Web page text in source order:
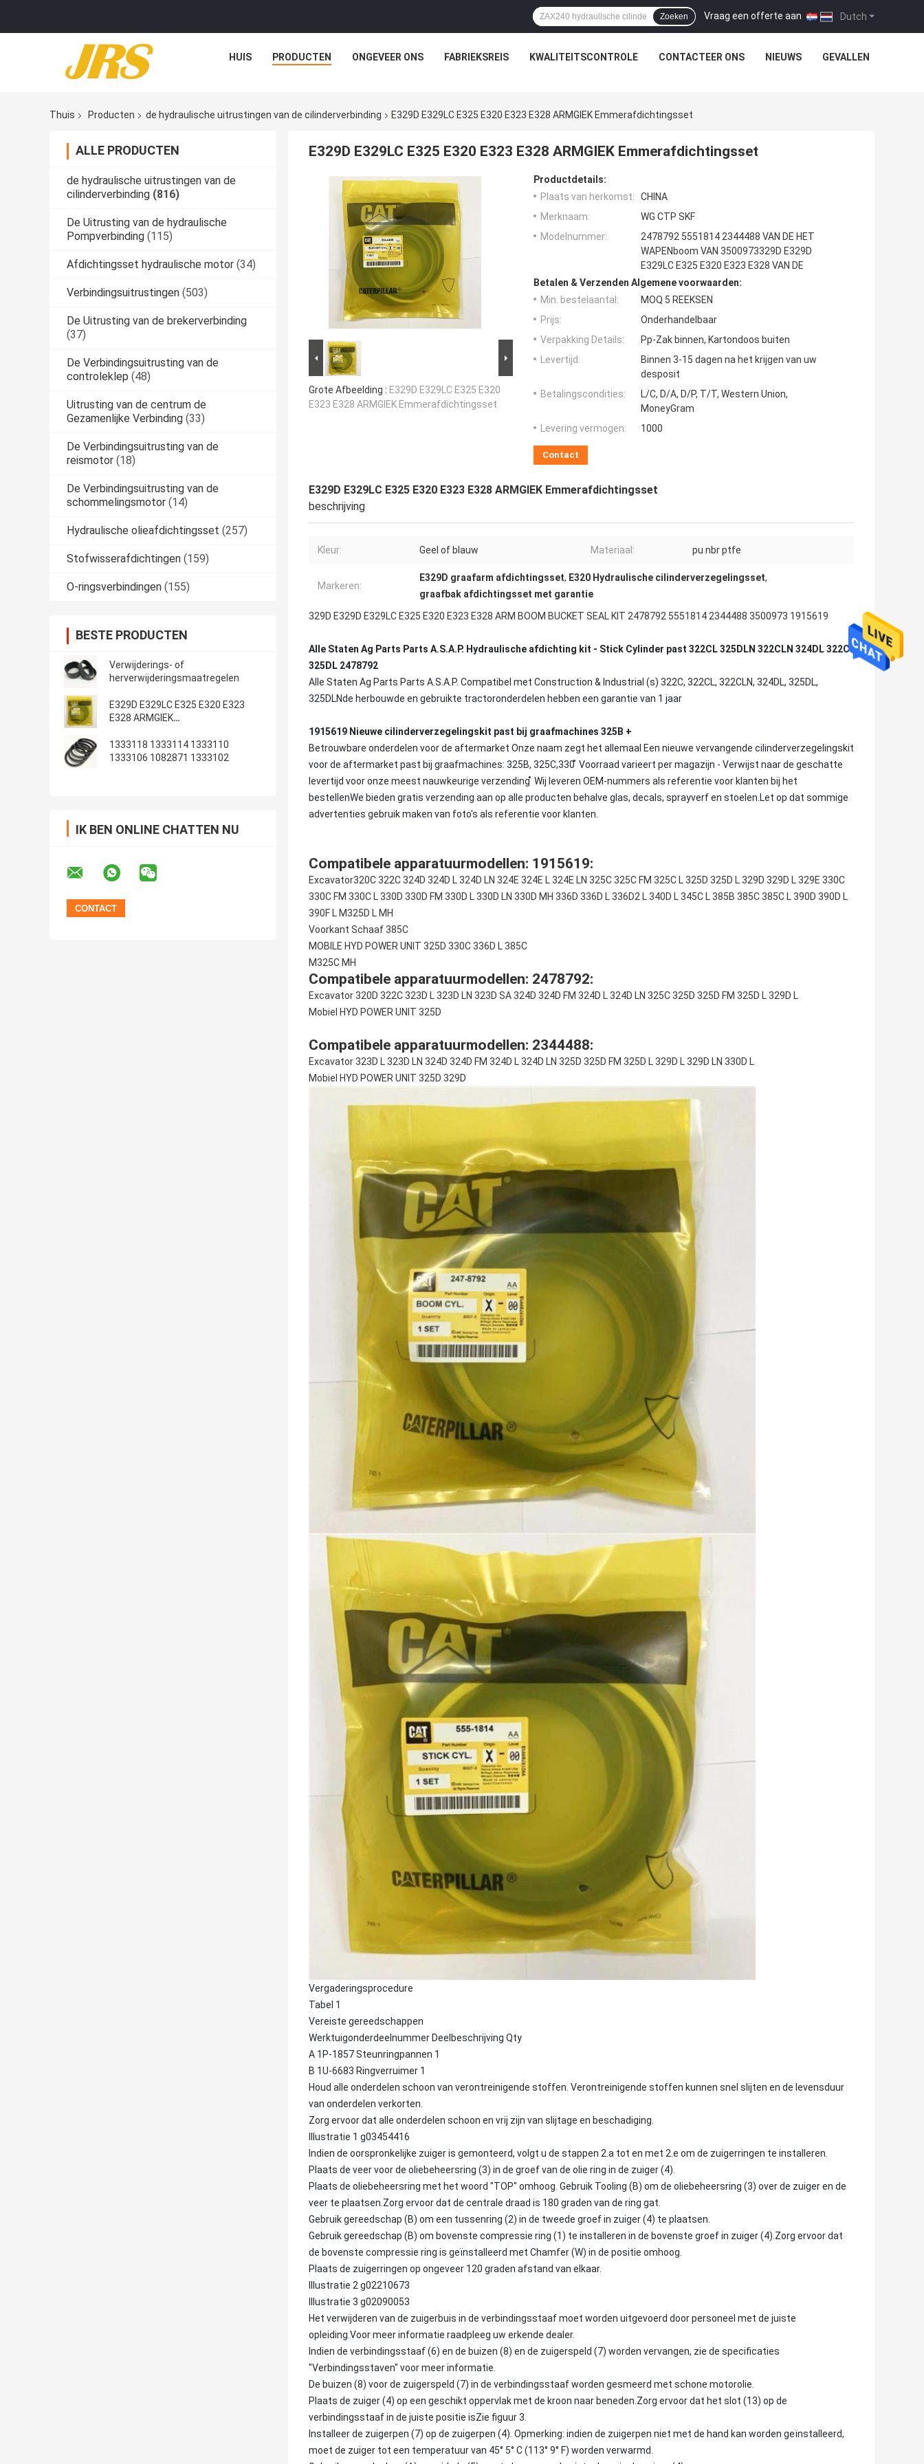
Dutch
Vraag een offerte aan |
Zoeken
HUIS PRODUCTEN ONGEVEER ONS FABRIEKSREIS KWALITEITSCONTROLE CONTACTEER ONS NIEUWS GEVALLEN
Thuis Producten de hydraulische uitrustingen van de cilinderverbinding E329D E329LC E325 E320 E323 E328 ARMGIEK Emmerafdichtingsset
ALLE PRODUCTEN
de hydraulische uitrustingen van de
cilinderverbinding (816)
De Uitrusting van de hydraulische
Pompverbinding (115)
Afdichtingsset hydraulische motor (34)
Verbindingsuitrustingen (503)
De Uitrusting van de brekerverbinding
(37)
De Verbindingsuitrusting van de
controleklep (48)
Uitrusting van de centrum de
Gezamenlijke Verbinding (33)
De Verbindingsuitrusting van de
reismotor (18)
De Verbindingsuitrusting van de
schommelingsmotor (14)
Hydraulische olieafdichtingsset (257)
Stofwisserafdichtingen (159)
O-ringsverbindingen (155)
BESTE PRODUCTEN
Verwijderings- of
herverwijderingsmaatregelen
E329D E329LC E325 E320 E323
E328 ARMGIEK
1333118 1333114 1333110
1333106 1082871 1333102
IK BEN ONLINE CHATTEN NU
E329D E329LC E325 E320 E323 E328 ARMGIEK Emmerafdichtingsset
Grote Afbeelding : E329D E329LC E325 E320
E323 E328 ARMGIEK Emmerafdichtingsset
Productdetails:
Plaats van herkomst:
CHINA
Merknaam:
WG CTP SKF
Modelnummer:
2478792 5551814 2344488 VAN DE HET
WAPENboom VAN 3500973329D E329D
E329LC E325 E320 E323 E328 VAN DE
Betalen & Verzenden Algemene voorwaarden:
Min. bestelaantal:
MOQ 5 REEKSEN
Prijs:
Onderhandelbaar
Verpakking Details:
Pp-Zak binnen, Kartondoos buiten
Levertijd:
Binnen 3-15 dagen na het krijgen van uw
desposit
Betalingscondities:
L/C, D/A, D/P, T/T, Western Union,
MoneyGram
Levering vermogen:
1000
Contact
E329D E329LC E325 E320 E323 E328 ARMGIEK Emmerafdichtingsset
beschrijving
Kleur: Geel of blauw Materiaal: pu nbr ptfe
Markeren:
E329D graafarm afdichtingsset, E320 Hydraulische cilinderverzegelingsset,
graafbak afdichtingsset met garantie
329D E329D E329LC E325 E320 E323 E328 ARM BOOM BUCKET SEAL KIT 2478792 5551814 2344488 3500973 1915619
Alle Staten Ag Parts Parts A.S.A.P. Hydraulische afdichting kit - Stick Cylinder past 322CL 325DLN 322CLN 324DL 322C
325DL 2478792
Alle Staten Ag Parts Parts A.S.A.P. Compatibel met Construction & Industrial (s) 322C, 322CL, 322CLN, 324DL, 325DL,
325DLNde herbouwde en gebruikte tractoronderdelen hebben een garantie van 1 jaar
1915619 Nieuwe cilinderverzegelingskit past bij graafmachines 325B +
Betrouwbare onderdelen voor de aftermarket Onze naam zegt het allemaal Een nieuwe vervangende cilinderverzegelingskit
voor de aftermarket past bij graafmachines: 325B, 325C,330 ̊ Voorraad varieert per magazijn - Verwijst naar de geschatte
levertijd voor onze meest nauwkeurige verzending ̊ Wij leveren OEM-nummers als referentie voor klanten bij het
bestellenWe bieden gratis verzending aan op alle producten behalve glas, decals, sprayverf en stoelen.Let op dat sommige
advertenties gebruik maken van foto's als referentie voor klanten.
Compatibele apparatuurmodellen: 1915619:
Excavator320C 322C 324D 324D L 324D LN 324E 324E L 324E LN 325C 325C FM 325C L 325D 325D L 329D 329D L 329E 330C
330C FM 330C L 330D 330D FM 330D L 330D LN 330D MH 336D 336D L 336D2 L 340D L 345C L 385B 385C 385C L 390D 390D L
390F L M325D L MH
Voorkant Schaaf 385C
MOBILE HYD POWER UNIT 325D 330C 336D L 385C
M325C MH
Compatibele apparatuurmodellen: 2478792:
Excavator 320D 322C 323D L 323D LN 323D SA 324D 324D FM 324D L 324D LN 325C 325D 325D FM 325D L 329D L
Mobiel HYD POWER UNIT 325D
Compatibele apparatuurmodellen: 2344488:
Excavator 323D L 323D LN 324D 324D FM 324D L 324D LN 325D 325D FM 325D L 329D L 329D LN 330D L
Mobiel HYD POWER UNIT 325D 329D
Vergaderingsprocedure
Tabel 1
Vereiste gereedschappen
Werktuigonderdeelnummer Deelbeschrijving Qty
A 1P-1857 Steunringpannen 1
B 1U-6683 Ringverruimer 1
Houd alle onderdelen schoon van verontreinigende stoffen. Verontreinigende stoffen kunnen snel slijten en de levensduur
van onderdelen verkorten.
Zorg ervoor dat alle onderdelen schoon en vrij zijn van slijtage en beschadiging.
Illustratie 1 g03454416
Indien de oorspronkelijke zuiger is gemonteerd, volgt u de stappen 2.a tot en met 2.e om de zuigerringen te installeren.
Plaats de veer voor de oliebeheersring (3) in de groef van de olie ring in de zuiger (4).
Plaats de oliebeheersring met het woord "TOP" omhoog. Gebruik Tooling (B) om de oliebeheersring (3) over de zuiger en de
veer te plaatsen.Zorg ervoor dat de centrale draad is 180 graden van de ring gat.
Gebruik gereedschap (B) om een tussenring (2) in de tweede groef in zuiger (4) te plaatsen.
Gebruik gereedschap (B) om bovenste compressie ring (1) te installeren in de bovenste groef in zuiger (4).Zorg ervoor dat
de bovenste compressie ring is geïnstalleerd met Chamfer (W) in de positie omhoog.
Plaats de zuigerringen op ongeveer 120 graden afstand van elkaar.
Illustratie 2 g02210673
Illustratie 3 g02090053
Het verwijderen van de zuigerbuis in de verbindingsstaaf moet worden uitgevoerd door personeel met de juiste
opleiding.Voor meer informatie raadpleeg uw erkende dealer.
Indien de verbindingsstaaf (6) en de buizen (8) en de zuigerspeld (7) worden vervangen, zie de specificaties
"Verbindingsstaven" voor meer informatie.
De buizen (8) voor de zuigerspeld (7) in de verbindingsstaaf worden gesmeerd met schone motorolie.
Plaats de zuiger (4) op een geschikt oppervlak met de kroon naar beneden.Zorg ervoor dat het slot (13) op de
verbindingsstaaf in de juiste positie isZie figuur 3.
Installeer de zuigerpen (7) op de zuigerpen (4). Opmerking: indien de zuigerpen niet met de hand kan worden geïnstalleerd,
moet de zuiger tot een temperatuur van 45° 5° C (113° 9° F) worden verwarmd.